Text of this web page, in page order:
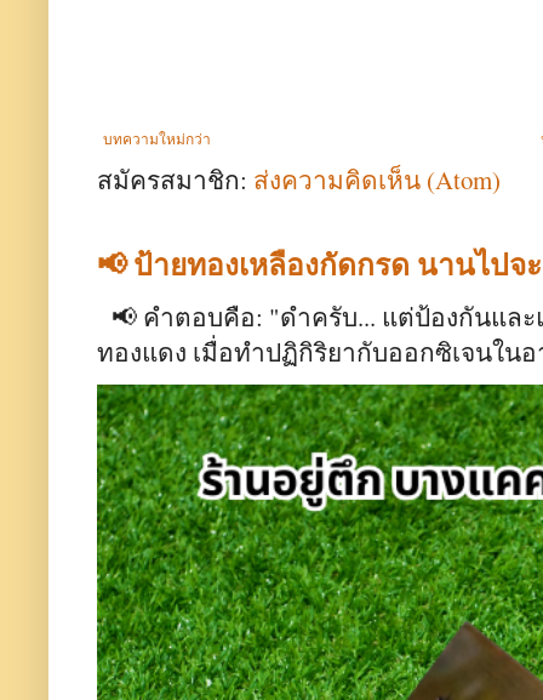
บทความใหม่กว่า
สมัครสมาชิก: ส่งความคิดเห็น (Atom)
📢 ป้ายทองเหลืองกัดกรด นานไปจ
📢 คำตอบคือ: "ดำครับ... แต่ป้องกันแล
ทองแดง เมื่อทำปฏิกิริยากับออกซิเจนใน